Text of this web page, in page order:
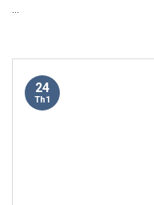
24
Th1